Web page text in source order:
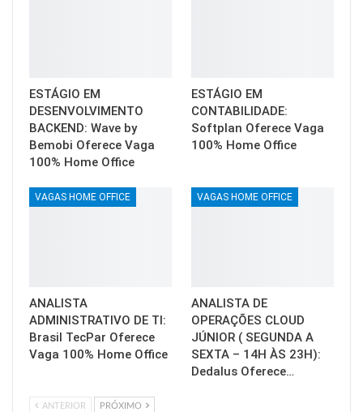
ESTÁGIO EM
DESENVOLVIMENTO
BACKEND: Wave by
Bemobi Oferece Vaga
100% Home Office
ESTÁGIO EM
CONTABILIDADE:
Softplan Oferece Vaga
100% Home Office
VAGAS HOME OFFICE
ANALISTA
ADMINISTRATIVO DE TI:
Brasil TecPar Oferece
Vaga 100% Home Office
VAGAS HOME OFFICE
ANALISTA DE
OPERAÇÕES CLOUD
JÚNIOR ( SEGUNDA A
SEXTA – 14H ÀS 23H):
Dedalus Oferece…
ANTERIOR PRÓXIMO